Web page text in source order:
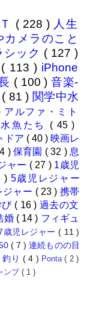
( 228 ) 人生
カメラのこと
シック ( 127 )
( 113 ) iPhone
( 100 )音楽-
( 81 ) 関学中水
アルファ・ミト
魚たち ( 45 )
ドア ( 40 ) 映画レ
) 保育園 ( 32 ) 息
ャー ( 27 ) 1歳児
) 5歳児レジャー
ジャー ( 23 ) 携帯
び ( 16 ) 過去の文
婚 ( 14 ) フィギュ
歳児レジャー( 11 )
( 7 )連続ものの目
釣り ( 4 ) Ponta( 2 )
ンプ( 1 )